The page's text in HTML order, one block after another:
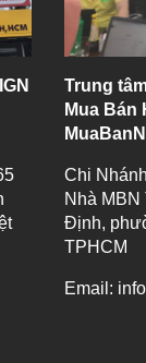
Trung
Mua Bán
Chi
Nhà MBN
Định,
TPHCM
Email: